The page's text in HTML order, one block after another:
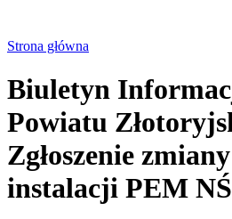
Strona główna
Biuletyn
Powiatu
Zgłoszenie
instalacji PEM